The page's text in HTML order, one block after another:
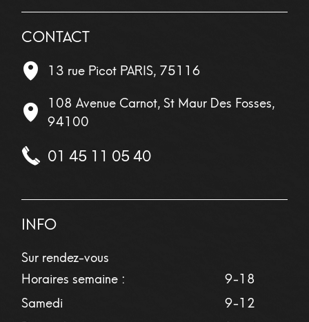
CONTACT
13 rue Picot PARIS, 75116
108 Avenue Carnot, St Maur Des Fosses,
94100
01 45 11 05 40
INFO
Sur rendez-vous
Horaires semaine :
9-18
Samedi
9-12